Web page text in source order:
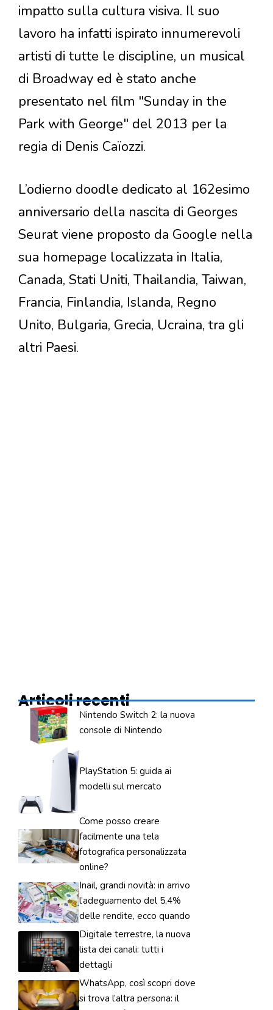
impatto sulla cultura visiva. Il suo
lavoro ha infatti ispirato innumerevoli
artisti di tutte le discipline, un musical
di Broadway ed è stato anche
presentato nel film "Sunday in the
Park with George" del 2013 per la
regia di Denis Caïozzi.
L’odierno doodle dedicato al 162esimo
anniversario della nascita di Georges
Seurat viene proposto da Google nella
sua homepage localizzata in Italia,
Canada, Stati Uniti, Thailandia, Taiwan,
Francia, Finlandia, Islanda, Regno
Unito, Bulgaria, Grecia, Ucraina, tra gli
altri Paesi.
Articoli recenti
Nintendo Switch 2: la nuova
console di Nintendo
PlayStation 5: guida ai
modelli sul mercato
Come posso creare
facilmente una tela
fotografica personalizzata
online?
Inail, grandi novità: in arrivo
l’adeguamento del 5,4%
delle rendite, ecco quando
Digitale terrestre, la nuova
lista dei canali: tutti i
dettagli
WhatsApp, così scopri dove
si trova l’altra persona: il